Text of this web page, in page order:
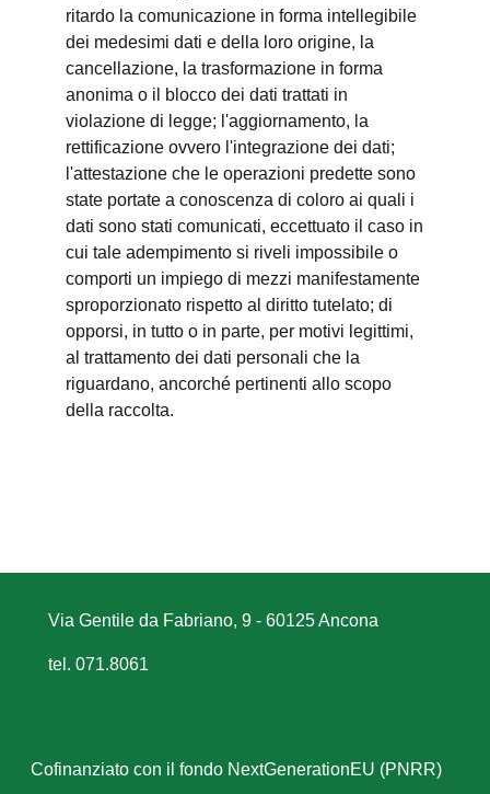
ritardo la comunicazione in forma intellegibile
dei medesimi dati e della loro origine, la
cancellazione, la trasformazione in forma
anonima o il blocco dei dati trattati in
violazione di legge; l'aggiornamento, la
rettificazione ovvero l'integrazione dei dati;
l'attestazione che le operazioni predette sono
state portate a conoscenza di coloro ai quali i
dati sono stati comunicati, eccettuato il caso in
cui tale adempimento si riveli impossibile o
comporti un impiego di mezzi manifestamente
sproporzionato rispetto al diritto tutelato; di
opporsi, in tutto o in parte, per motivi legittimi,
al trattamento dei dati personali che la
riguardano, ancorché pertinenti allo scopo
della raccolta.
Via Gentile da Fabriano, 9 - 60125 Ancona
tel. 071.8061
Cofinanziato con il fondo NextGenerationEU (PNRR)